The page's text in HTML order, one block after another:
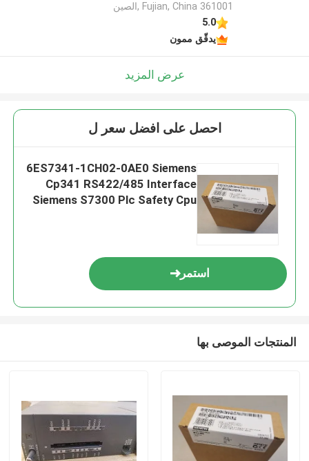
Fujian, China 361001 ,الصين
5.0
يدقّق ممون
عرض المزيد
احصل على افضل سعر ل
6ES7341-1CH02-0AE0 Siemens
Cp341 RS422/485 Interface
Siemens S7300 Plc Safety Cpu
استمر
المنتجات الموصى بها